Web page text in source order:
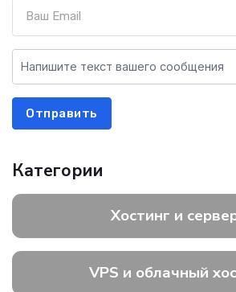
Отправить
Категории
Хостинг и
VPS и облачный